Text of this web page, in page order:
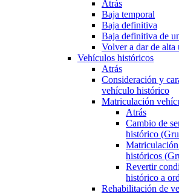
Atrás
Baja temporal
Baja definitiva
Baja definitiva de
Volver a dar de
Vehículos históricos
Atrás
Consideración y
vehículo histórico
Matriculación
Atrás
Cambio de
histórico
históricos
Revertir
histórico a
Rehabilitación de